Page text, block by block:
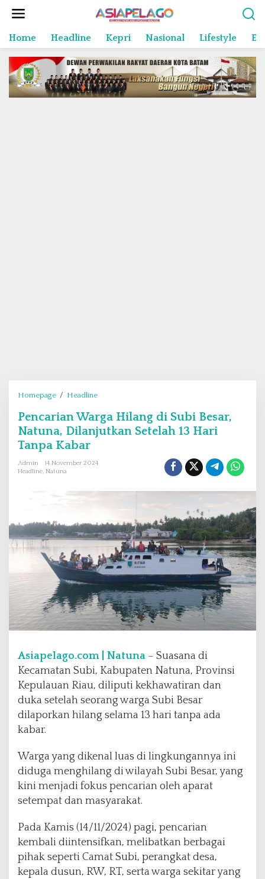
Home Headline Kepri Nasional Lifestyle
Homepage / Headline
n
c
i
n
r
g
a
H
i
a
n
d
S
u
b
B
e
,
N
a
t
n
a
,
D
i
Pencarian Warga Hilang di Subi Besar,
Natuna, Dilanjutkan Setelah 13 Hari
Tanpa Kabar
Admin
14 November 2024
Headline, Natuna
Asiapelago.com | Natuna – Suasana di
Kecamatan Subi, Kabupaten Natuna, Provinsi
Kepulauan Riau, diliputi kekhawatiran dan
duka setelah seorang warga Subi Besar
dilaporkan hilang selama 13 hari tanpa ada
kabar.
Warga yang dikenal luas di lingkungannya ini
diduga menghilang di wilayah Subi Besar, yang
kini menjadi fokus pencarian oleh aparat
setempat dan masyarakat.
Pada Kamis (14/11/2024) pagi, pencarian
kembali diintensifkan, melibatkan berbagai
pihak seperti Camat Subi, perangkat desa,
kepala dusun, RW, RT, serta warga sekitar yang